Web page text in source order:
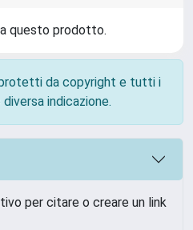
questo prodotto.
da copyright e tutti i
indicazione.
per citare o creare un link